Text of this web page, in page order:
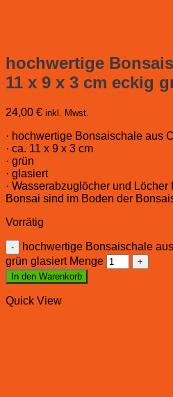
hochwertige
11 x 9 x 3 cm eckig
24,00 € inkl. Mwst.
· hochwertige Bonsaischale aus
· ca. 11 x 9 x 3 cm
· grün
· glasiert
· Wasserabzuglöcher und
Bonsai sind im Boden der
Vorrätig
hochwertige Bonsaischale
grün glasiert Menge
In den Warenkorb
Quick View